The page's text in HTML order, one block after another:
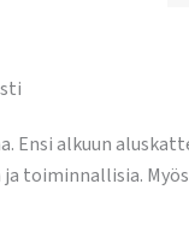
alkuun
toiminnallisia.